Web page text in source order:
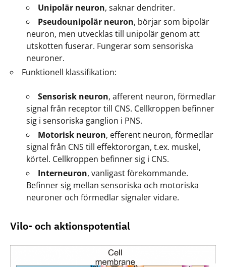
Unipolär neuron, saknar dendriter.
Pseudounipolär neuron, börjar som bipolär
neuron, men utvecklas till unipolär genom att
utskotten fuserar. Fungerar som sensoriska
neuroner.
Funktionell klassifikation:
Sensorisk neuron, afferent neuron, förmedlar
signal från receptor till CNS. Cellkroppen befinner
sig i sensoriska ganglion i PNS.
Motorisk neuron, efferent neuron, förmedlar
signal från CNS till effektororgan, t.ex. muskel,
körtel. Cellkroppen befinner sig i CNS.
Interneuron, vanligast förekommande.
Befinner sig mellan sensoriska och motoriska
neuroner och förmedlar signaler vidare.
Vilo- och aktionspotential